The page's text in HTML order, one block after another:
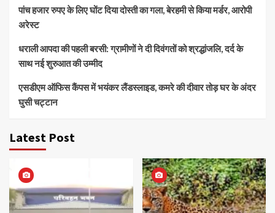
पांच हजार रुपए के लिए घोंट दिया दोस्ती का गला, बेरहमी से किया मर्डर, आरोपी
अरेस्ट
धराली आपदा की पहली बरसी: ग्रामीणों ने दी दिवंगतों को श्रद्धांजलि, दर्द के
साथ नई शुरुआत की उम्मीद
एसडीएम ऑफिस कैंपस में भयंकर लैंडस्लाइड, कमरे की दीवार तोड़ घर के अंदर
घुसी चट्टान
Latest Post